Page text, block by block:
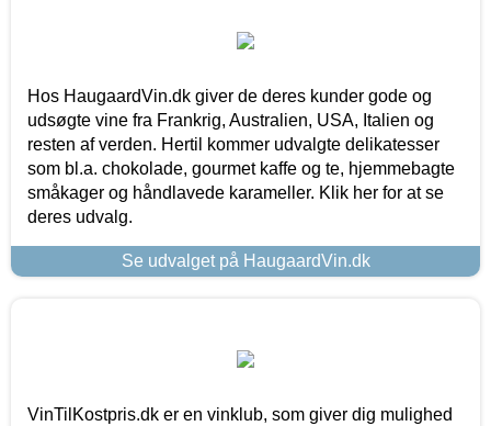
Hos HaugaardVin.dk giver de deres kunder gode og
udsøgte vine fra Frankrig, Australien, USA, Italien og
resten af verden. Hertil kommer udvalgte delikatesser
som bl.a. chokolade, gourmet kaffe og te, hjemmebagte
småkager og håndlavede karameller. Klik her for at se
deres udvalg.
Se udvalget på HaugaardVin.dk
VinTilKostpris.dk er en vinklub, som giver dig mulighed